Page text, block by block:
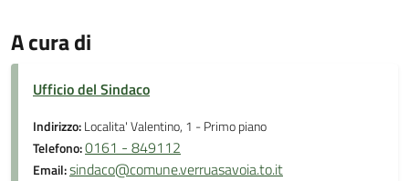
A cura di
Ufficio del Sindaco
Indirizzo:Localita' Valentino, 1 - Primo piano
Telefono:0161 - 849112
Email:sindaco@comune.verruasavoia.to.it